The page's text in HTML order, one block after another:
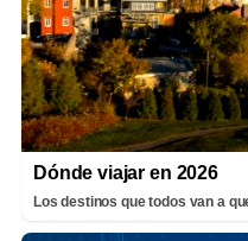
Dónde viajar en 2026
Los destinos que todos van a